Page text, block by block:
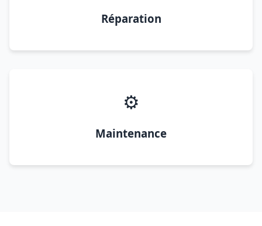
Réparation
⚙️
Maintenance